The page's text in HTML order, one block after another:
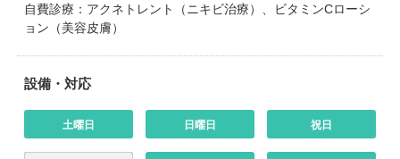
自費診療：アクネトレント（ニキビ治療）、ビタミンCローシ
ョン（美容皮膚）
設備・対応
土曜日 日曜日 祝日